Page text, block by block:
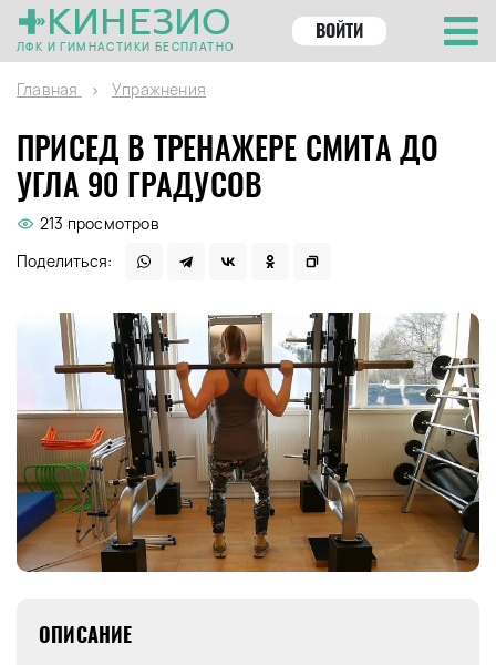
КИНЕЗИО
ЛФК И ГИМНАСТИКИ БЕСПЛАТНО
ВОЙТИ
Главная Упражнения
ПРИСЕД В ТРЕНАЖЕРЕ СМИТА ДО
УГЛА 90 ГРАДУСОВ
213 просмотров
Поделиться:
ОПИСАНИЕ